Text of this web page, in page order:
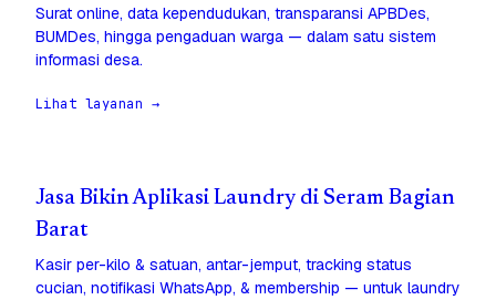
Surat online, data kependudukan, transparansi APBDes,
BUMDes, hingga pengaduan warga — dalam satu sistem
informasi desa.
Lihat layanan →
Jasa Bikin Aplikasi Laundry di Seram Bagian
Barat
Kasir per-kilo & satuan, antar-jemput, tracking status
cucian, notifikasi WhatsApp, & membership — untuk laundry